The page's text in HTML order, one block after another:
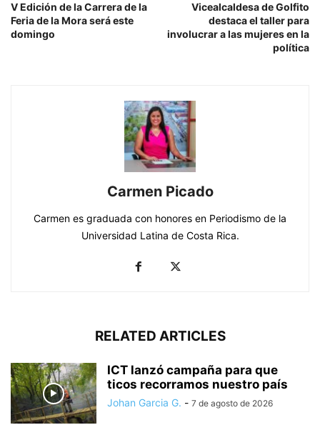
V Edición de la Carrera de la
Feria de la Mora será este
domingo
Vicealcaldesa de Golfito
destaca el taller para
involucrar a las mujeres en la
política
Carmen Picado
Carmen es graduada con honores en Periodismo de la
Universidad Latina de Costa Rica.
RELATED ARTICLES
ICT lanzó campaña para que
ticos recorramos nuestro país
Johan Garcia G. - 7 de agosto de 2026